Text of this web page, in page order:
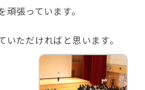
張っています。
ただければと思います。